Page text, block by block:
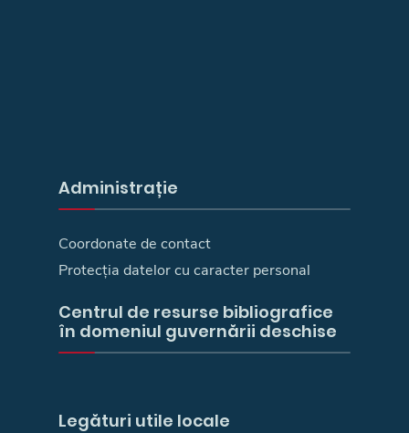
Administrație
Coordonate de contact
Protecția datelor cu caracter personal
Centrul de resurse bibliografice
în domeniul guvernării deschise
Legături utile locale